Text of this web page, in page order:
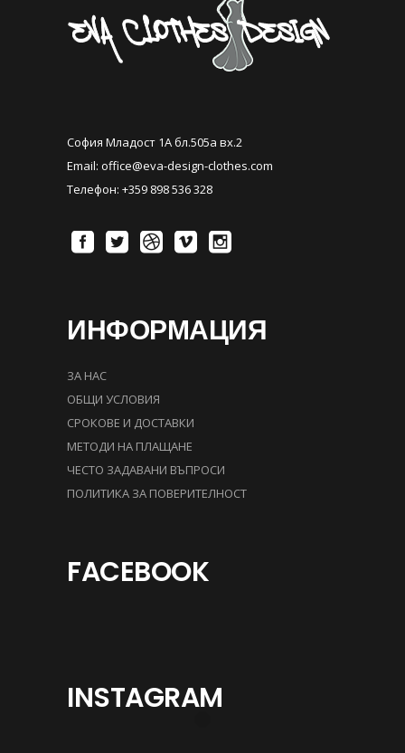
София Младост 1А бл.505а вх.2
Email: office@eva-design-clothes.com
Телефон: +359 898 536 328
ИНФОРМАЦИЯ
ЗА НАС
ОБЩИ УСЛОВИЯ
СРОКОВЕ И ДОСТАВКИ
МЕТОДИ НА ПЛАЩАНЕ
ЧЕСТО ЗАДАВАНИ ВЪПРОСИ
ПОЛИТИКА ЗА ПОВЕРИТЕЛНОСТ
FACEBOOK
INSTAGRAM